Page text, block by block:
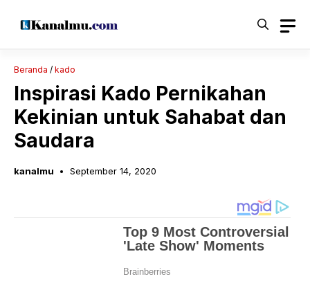
Beranda / kado
Inspirasi Kado Pernikahan
Kekinian untuk Sahabat dan
Saudara
kanalmu September 14, 2020